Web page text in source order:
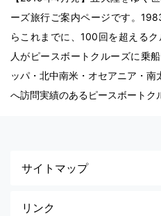
ーズ旅行ご案内ページです。
らこれまでに、100回を超える
人がピースボートクルーズに乗
ッパ・北中南米・オセアニア・
へ訪問実績のあるピースボートク
サイトマップ
リンク